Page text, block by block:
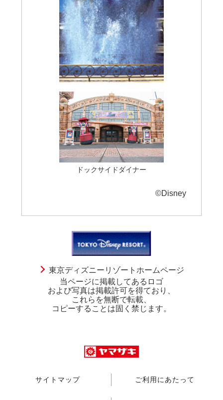
ドックサイドダイナー
©Disney
東京ディズニーリゾートホームページ
当ページに掲載してあるロゴ
および写真は掲載許可を得ており、
これらを無断で転載、
コピーすることは固く禁じます。
サイトマップ ご利用にあたって